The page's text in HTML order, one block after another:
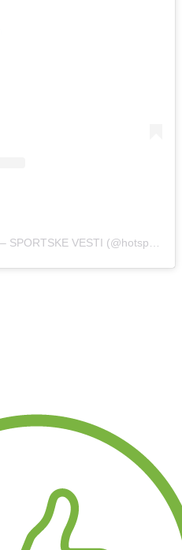
A post shared by HOTSPORT – SPORTSKE VESTI (@hotsport.rs)